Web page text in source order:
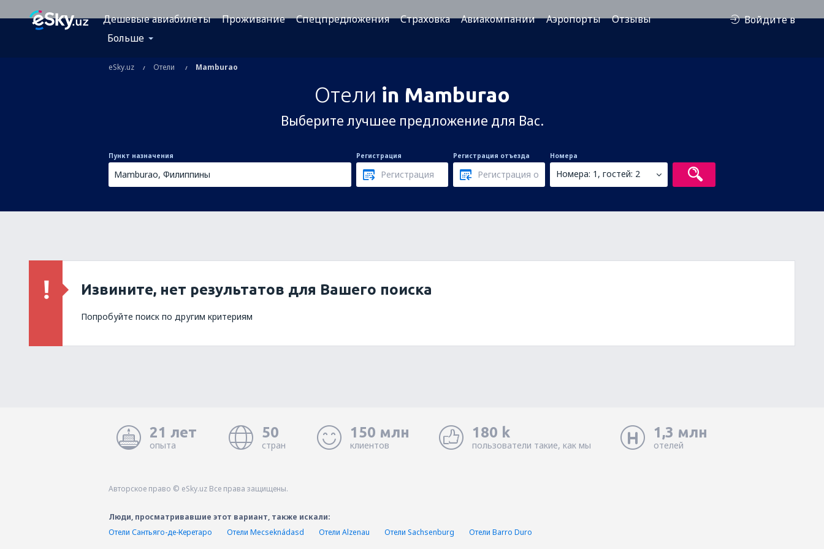
Дешевые авиабилеты Проживание Спецпредложения Страховка Авиакомпании Аэропорты
Отзывы
Больше
Войдите в
eSky.uz Отели Mamburao
Отели in Mamburao
Выберите лучшее предложение для Вас.
Пункт назначения Регистрация Регистрация отъезда Номера
Номера: 1, гостей: 2
Извините, нет результатов для Вашего поиска
Попробуйте поиск по другим критериям
21 лет
опыта
50
стран
150 млн
клиентов
180 k
пользователи такие, как мы
1,3 млн
отелей
Авторское право © eSky.uz Все права защищены.
Люди, просматривавшие этот вариант, также искали:
Отели Сантьяго-де-Керетаро
Отели Mecseknádasd Отели Alzenau Отели Sachsenburg
Отели Barro Duro